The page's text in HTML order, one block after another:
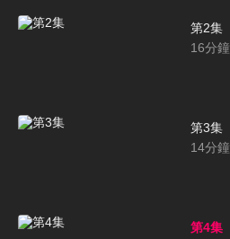
第2集
16分鐘
第3集
14分鐘
第4集